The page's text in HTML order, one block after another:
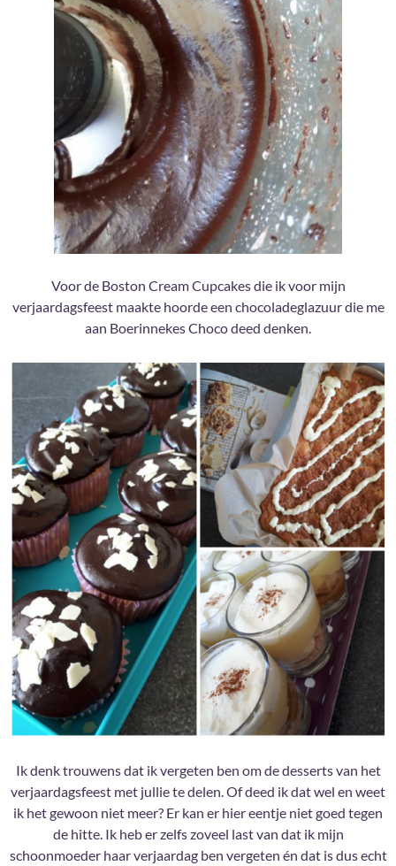
Voor de Boston Cream Cupcakes die ik voor mijn
verjaardagsfeest maakte hoorde een chocoladeglazuur die me
aan Boerinnekes Choco deed denken.
Ik denk trouwens dat ik vergeten ben om de desserts van het
verjaardagsfeest met jullie te delen. Of deed ik dat wel en weet
ik het gewoon niet meer? Er kan er hier eentje niet goed tegen
de hitte. Ik heb er zelfs zoveel last van dat ik mijn
schoonmoeder haar verjaardag ben vergeten én dat is dus echt